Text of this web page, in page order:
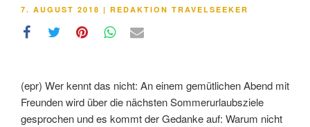
VERÖFFENTLICHT
7. AUGUST 2018 | REDAKTION TRAVELSEEKER
(epr) Wer kennt das nicht: An einem gemütlichen Abend mit
Freunden wird über die nächsten Sommerurlaubsziele
gesprochen und es kommt der Gedanke auf: Warum nicht